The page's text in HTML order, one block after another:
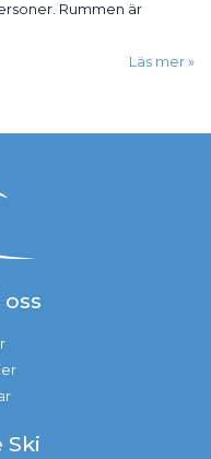
Rummen är
Läs mer
Ski